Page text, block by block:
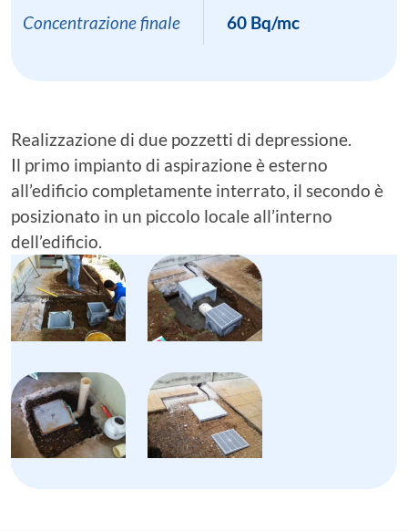
Concentrazione finale 60 Bq/mc
Realizzazione di due pozzetti di depressione.
Il primo impianto di aspirazione è esterno
all’edificio completamente interrato, il secondo è
posizionato in un piccolo locale all’interno
dell’edificio.